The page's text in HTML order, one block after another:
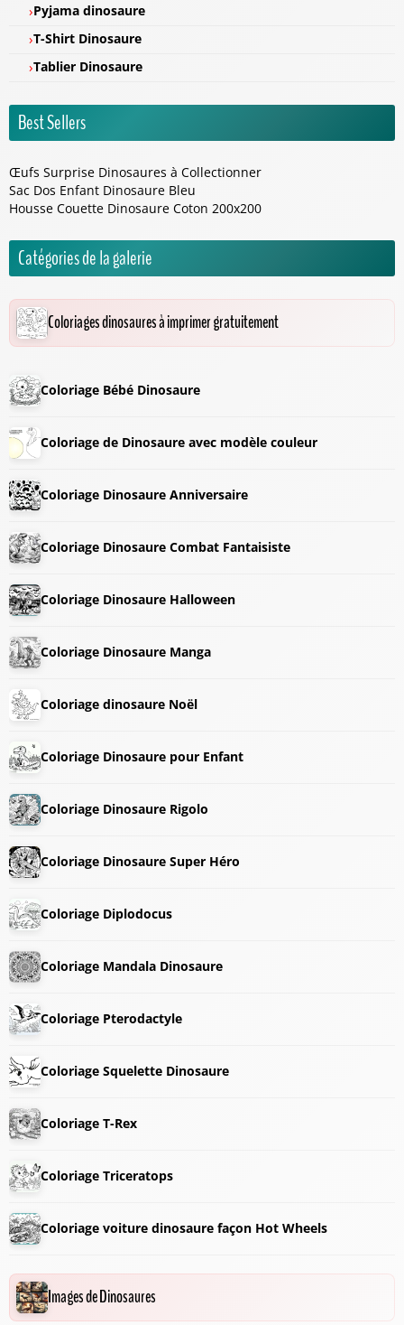
Pyjama dinosaure
T-Shirt Dinosaure
Tablier Dinosaure
Best Sellers
Œufs Surprise Dinosaures à Collectionner
Sac Dos Enfant Dinosaure Bleu
Housse Couette Dinosaure Coton 200x200
Catégories de la galerie
Coloriages dinosaures à imprimer gratuitement
Coloriage Bébé Dinosaure
Coloriage de Dinosaure avec modèle couleur
Coloriage Dinosaure Anniversaire
Coloriage Dinosaure Combat Fantaisiste
Coloriage Dinosaure Halloween
Coloriage Dinosaure Manga
Coloriage dinosaure Noël
Coloriage Dinosaure pour Enfant
Coloriage Dinosaure Rigolo
Coloriage Dinosaure Super Héro
Coloriage Diplodocus
Coloriage Mandala Dinosaure
Coloriage Pterodactyle
Coloriage Squelette Dinosaure
Coloriage T-Rex
Coloriage Triceratops
Coloriage voiture dinosaure façon Hot Wheels
Images de Dinosaures